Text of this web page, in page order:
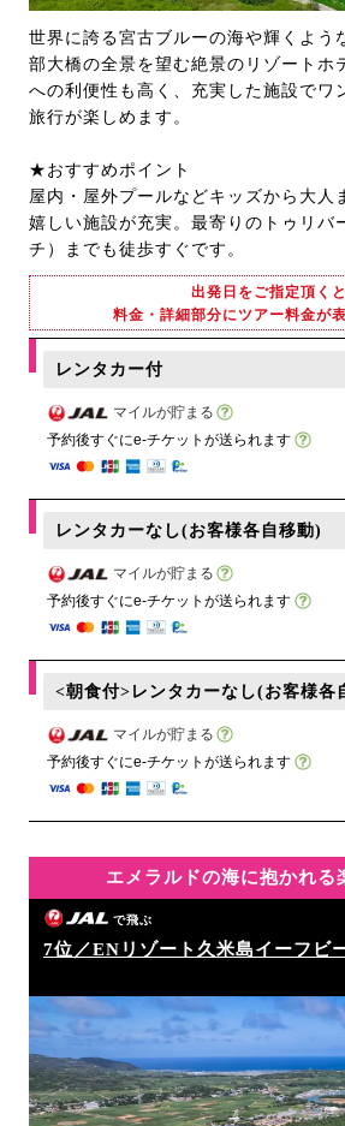
世界に誇る宮古ブルーの海や輝くよう
部大橋の全景を望む絶景のリゾートホ
への利便性も高く、充実した施設でワ
旅行が楽しめます。
★おすすめポイント
屋内・屋外プールなどキッズから大人
嬉しい施設が充実。最寄りのトゥリバ
チ）までも徒歩すぐです。
出発日をご指定頂くと
料金・詳細部分にツアー料金が
レンタカー付
マイルが貯まる
予約後すぐにe-チケットが送られます
レンタカーなし(お客様各自移動)
マイルが貯まる
予約後すぐにe-チケットが送られます
<朝食付>レンタカーなし(お客様各
マイルが貯まる
予約後すぐにe-チケットが送られます
エメラルドの海に抱かれる
で飛ぶ
7位／ENリゾート久米島イーフビ